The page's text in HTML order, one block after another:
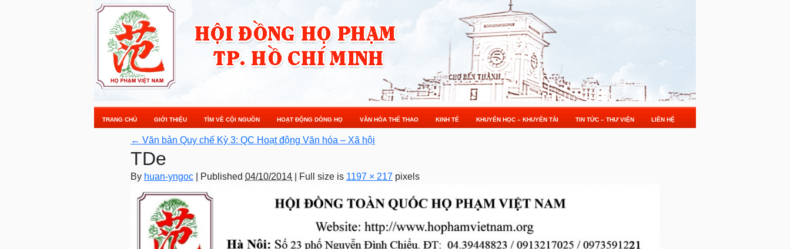
TRANG CHỦ GIỚI THIỆU TÌM VỀ CỘI NGUỒN HOẠT ĐỘNG DÒNG HỌ VĂN HÓA THỂ THAO KINH TẾ KHUYẾN HỌC – KHUYẾN TÀI TIN TỨC – THƯ VIỆN LIÊN HỆ
← Văn bản Quy chế Kỳ 3: QC Hoạt động Văn hóa – Xã hội
TDe
By huan-yngoc Published 04/10/2014 Full size is 1197 × 217 pixels